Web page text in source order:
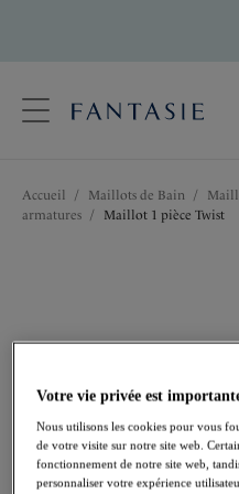
Langue
Accueil / Maillots de Bain /
armatures / Maillot 1 pièce Twist
Votre vie privée est
Nous utilisons les cookies pour vous
de votre visite sur notre site web.
fonctionnement de notre site web,
personnaliser votre expérience